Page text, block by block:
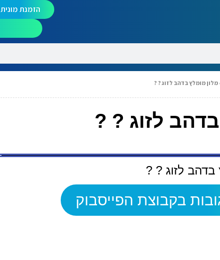
הזמנת מונית
מלון מומלץ בדהב לזוג ? ?
לזוג ? ?
בדהב לזוג ? ?
בקבוצת הפייסבוק